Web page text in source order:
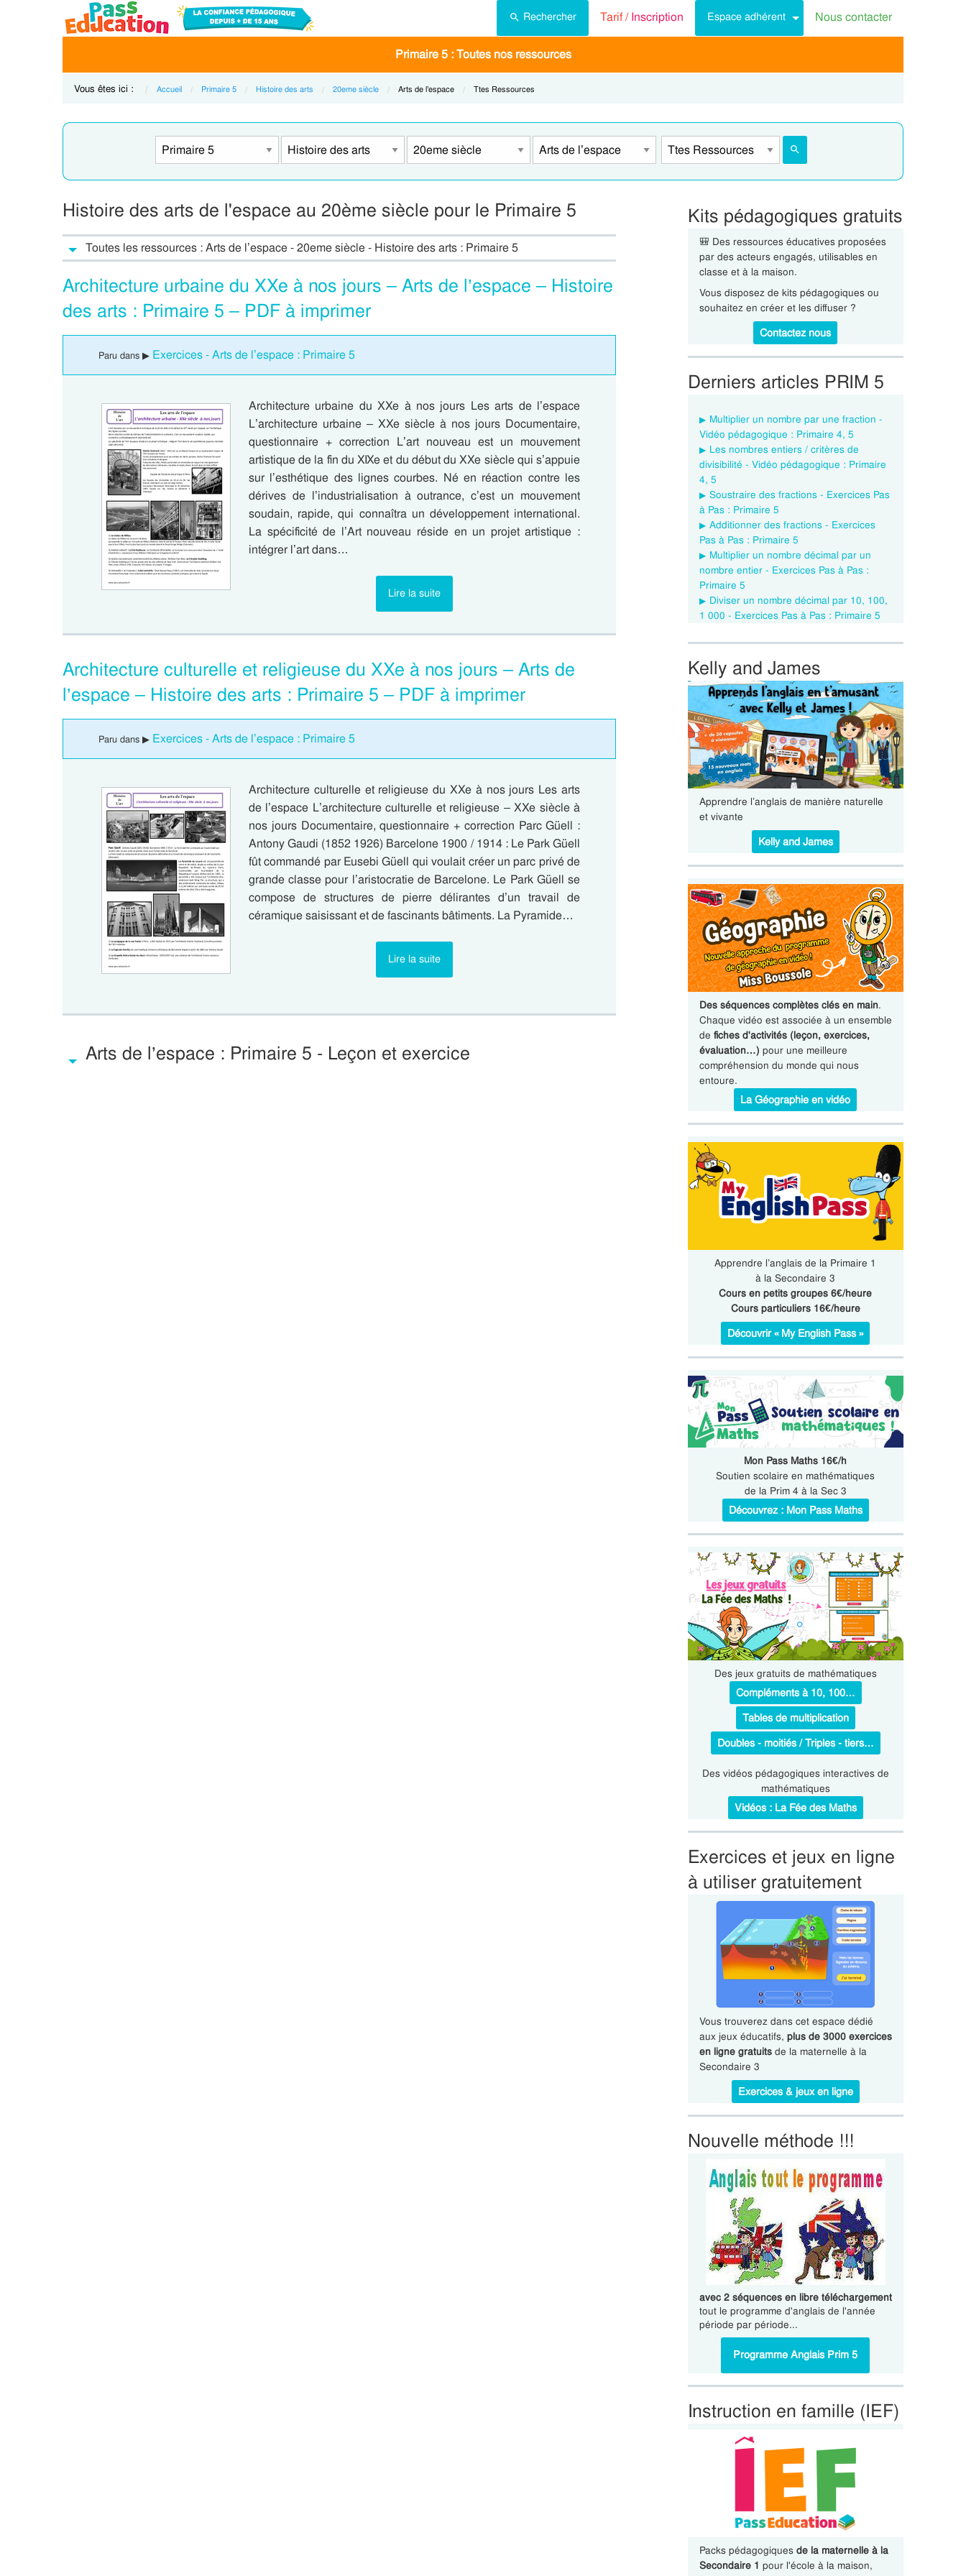
Rechercher Tarif /Inscription Espace adhérent Nous contacter
Primaire 5 : Toutes nos ressources
Vous êtes ici : Accueil Primaire 5 Histoire des arts 20eme siècle Current:
Arts de l’espace Current:
Ttes Ressources
Histoire des arts de l'espace au 20ème siècle pour le Primaire 5
Toutes les ressources : Arts de l’espace - 20eme siècle - Histoire des arts : Primaire 5
Architecture urbaine du XXe à nos jours – Arts de l’espace – Histoire
des arts : Primaire 5 – PDF à imprimer
Paru dans ▶ Exercices - Arts de l’espace : Primaire 5
Architecture urbaine du XXe à nos jours Les arts de l’espace
L’architecture urbaine – XXe siècle à nos jours Documentaire,
questionnaire + correction L’art nouveau est un mouvement
artistique de la fin du XIXe et du début du XXe siècle qui s’appuie
sur l’esthétique des lignes courbes. Né en réaction contre les
dérives de l’industrialisation à outrance, c’est un mouvement
soudain, rapide, qui connaîtra un développement international.
La spécificité de l’Art nouveau réside en un projet artistique :
intégrer l’art dans…
Lire la suite
Architecture culturelle et religieuse du XXe à nos jours – Arts de
l’espace – Histoire des arts : Primaire 5 – PDF à imprimer
Paru dans ▶ Exercices - Arts de l’espace : Primaire 5
Architecture culturelle et religieuse du XXe à nos jours Les arts
de l’espace L’architecture culturelle et religieuse – XXe siècle à
nos jours Documentaire, questionnaire + correction Parc Güell :
Antony Gaudi (1852 1926) Barcelone 1900 / 1914 : Le Park Güell
fût commandé par Eusebi Güell qui voulait créer un parc privé de
grande classe pour l’aristocratie de Barcelone. Le Park Güell se
compose de structures de pierre délirantes d’un travail de
céramique saisissant et de fascinants bâtiments. La Pyramide…
Lire la suite
Arts de l’espace : Primaire 5 - Leçon et exercice
Kits pédagogiques gratuits
🎒 Des ressources éducatives proposées
par des acteurs engagés, utilisables en
classe et à la maison.
Vous disposez de kits pédagogiques ou
souhaitez en créer et les diffuser ?
Contactez nous
Derniers articles PRIM 5
Multiplier un nombre par une fraction -
Vidéo pédagogique : Primaire 4, 5
Les nombres entiers / critères de
divisibilité - Vidéo pédagogique : Primaire
4, 5
Soustraire des fractions - Exercices Pas
à Pas : Primaire 5
Additionner des fractions - Exercices
Pas à Pas : Primaire 5
Multiplier un nombre décimal par un
nombre entier - Exercices Pas à Pas :
Primaire 5
Diviser un nombre décimal par 10, 100,
1 000 - Exercices Pas à Pas : Primaire 5
Kelly and James
Apprendre l’anglais de manière naturelle
et vivante
Kelly and James
Des séquences complètes clés en main.
Chaque vidéo est associée à un ensemble
de fiches d'activités (leçon, exercices,
évaluation…) pour une meilleure
compréhension du monde qui nous
entoure.
La Géographie en vidéo
Apprendre l’anglais de la Primaire 1
à la Secondaire 3
Cours en petits groupes 6€/heure
Cours particuliers 16€/heure
Découvrir « My English Pass »
Mon Pass Maths 16€/h
Soutien scolaire en mathématiques
de la Prim 4 à la Sec 3
Découvrez : Mon Pass Maths
Des jeux gratuits de mathématiques
Compléments à 10, 100…
Tables de multiplication
Doubles - moitiés / Triples - tiers…
Des vidéos pédagogiques interactives de
mathématiques
Vidéos : La Fée des Maths
Exercices et jeux en ligne
à utiliser gratuitement
Vous trouverez dans cet espace dédié
aux jeux éducatifs, plus de 3000 exercices
en ligne gratuitsde la maternelle à la
Secondaire 3
Exercices & jeux en ligne
Nouvelle méthode !!!
avec 2 séquences en libre téléchargement
tout le programme d'anglais de l'année
période par période...
Programme Anglais Prim 5
Instruction en famille (IEF)
Packs pédagogiques de la maternelle à la
Secondaire 1 pour l'école à la maison,